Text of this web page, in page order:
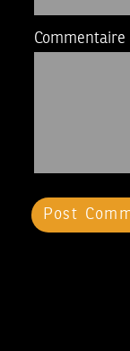
Commentaire